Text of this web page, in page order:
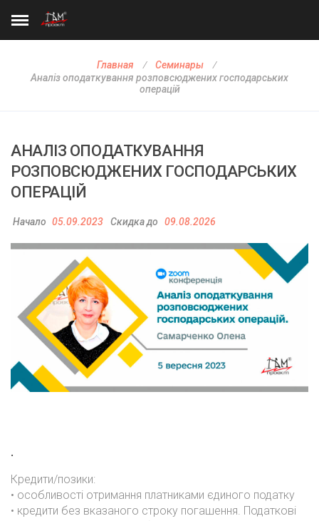
Главная
Семинары
Аналіз оподаткування розповсюджених господарських
операцій
АНАЛІЗ ОПОДАТКУВАННЯ
РОЗПОВСЮДЖЕНИХ ГОСПОДАРСЬКИХ
ОПЕРАЦІЙ
Начало 05.09.2023 Скидка до 09.08.2026
.
Кредити/позики:
• особливості отримання платниками єдиного податку
• кредити без вказаного строку погашення. Податкові